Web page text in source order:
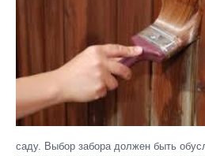
саду. Выбор забора должен быть